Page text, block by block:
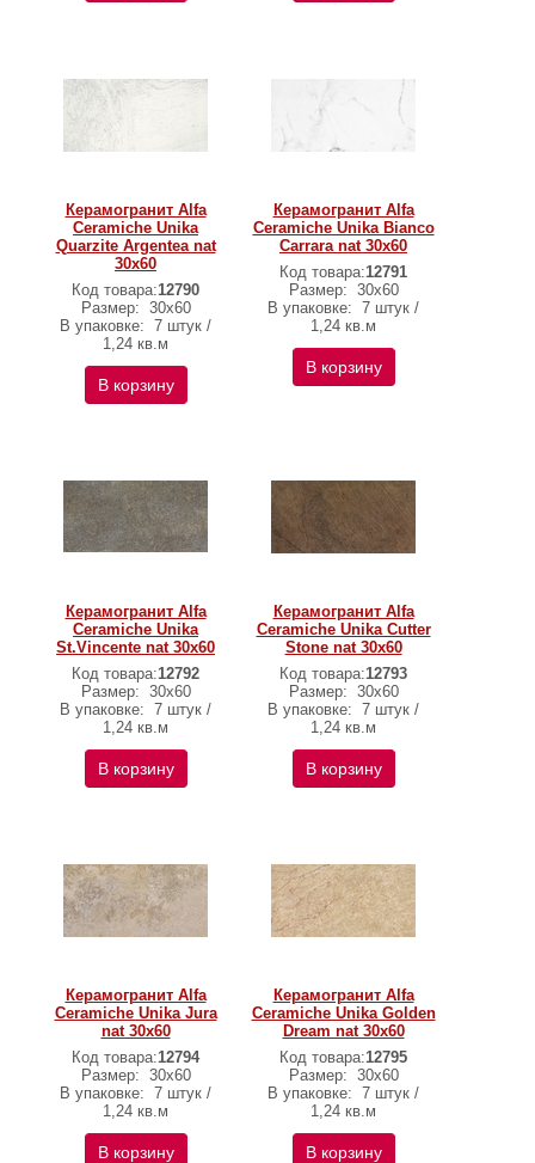
Керамогранит Alfa
Ceramiche Unika
Quarzite Argentea nat
30х60
Код товара:12790
Размер: 30х60
В упаковке: 7 штук /
1,24 кв.м
В корзину
Керамогранит Alfa
Ceramiche Unika Bianco
Carrara nat 30х60
Код товара:12791
Размер: 30х60
В упаковке: 7 штук /
1,24 кв.м
В корзину
Керамогранит Alfa
Ceramiche Unika
St.Vincente nat 30х60
Код товара:12792
Размер: 30х60
В упаковке: 7 штук /
1,24 кв.м
В корзину
Керамогранит Alfa
Ceramiche Unika Cutter
Stone nat 30х60
Код товара:12793
Размер: 30х60
В упаковке: 7 штук /
1,24 кв.м
В корзину
Керамогранит Alfa
Ceramiche Unika Jura
nat 30х60
Код товара:12794
Размер: 30х60
В упаковке: 7 штук /
1,24 кв.м
В корзину
Керамогранит Alfa
Ceramiche Unika Golden
Dream nat 30х60
Код товара:12795
Размер: 30х60
В упаковке: 7 штук /
1,24 кв.м
В корзину